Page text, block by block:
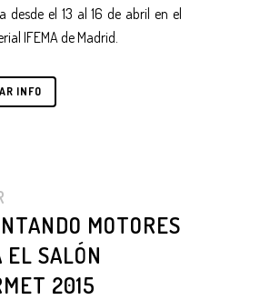
desde el 13 al 16 de abril en el
IFEMA de Madrid.
INFO
MOTORES
EL SALÓN
2015